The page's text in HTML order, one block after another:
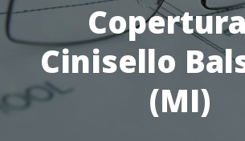
Cinisello
(MI)